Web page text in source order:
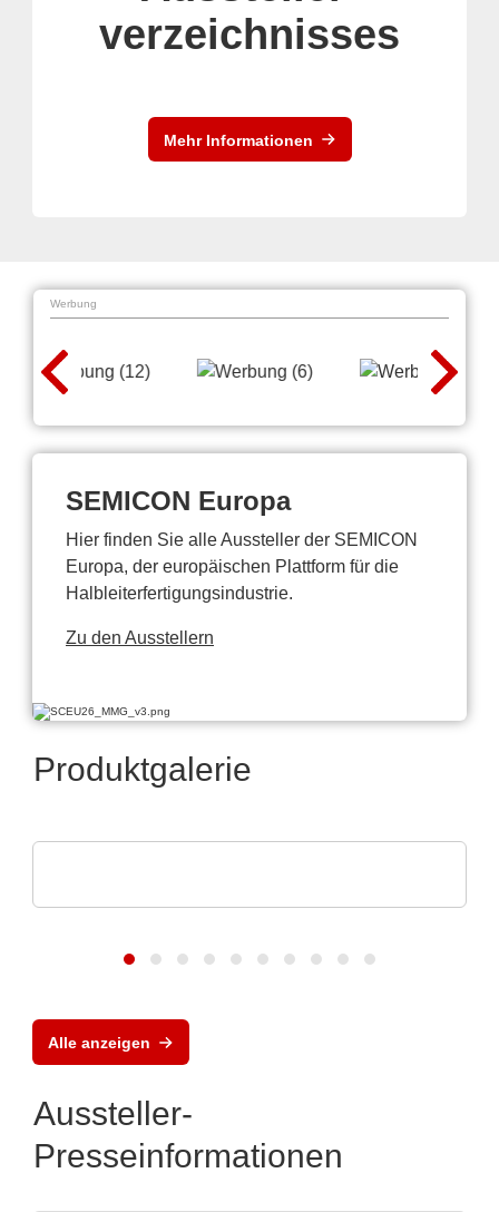
verzeichnisses
Mehr Informationen
Werbung
SEMICON Europa
Hier finden Sie alle Aussteller der SEMICON
Europa, der europäischen Plattform für die
Halbleiterfertigungsindustrie.
Zu den Ausstellern
Produktgalerie
Alle anzeigen
Aussteller-
Presseinformationen